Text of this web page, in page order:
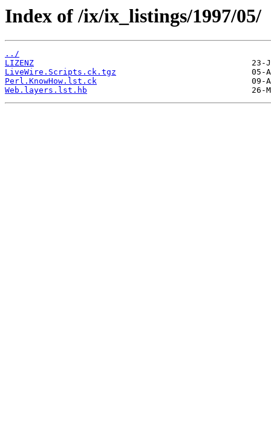
Index of /ix/ix_listings/1997/05/
../
LIZENZ
LiveWire.Scripts.ck.tgz
Perl.KnowHow.lst.ck
Web.layers.lst.hb